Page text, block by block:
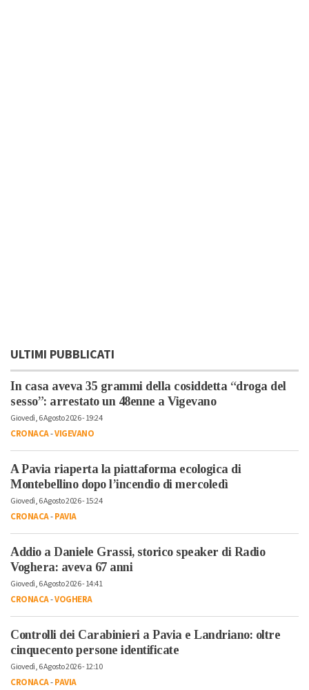
ULTIMI PUBBLICATI
In casa aveva 35 grammi della cosiddetta “droga del
sesso”: arrestato un 48enne a Vigevano
Giovedì, 6 Agosto 2026 - 19:24
CRONACA-VIGEVANO
A Pavia riaperta la piattaforma ecologica di
Montebellino dopo l’incendio di mercoledì
Giovedì, 6 Agosto 2026 - 15:24
CRONACA-PAVIA
Addio a Daniele Grassi, storico speaker di Radio
Voghera: aveva 67 anni
Giovedì, 6 Agosto 2026 - 14:41
CRONACA-VOGHERA
Controlli dei Carabinieri a Pavia e Landriano: oltre
cinquecento persone identificate
Giovedì, 6 Agosto 2026 - 12:10
CRONACA-PAVIA